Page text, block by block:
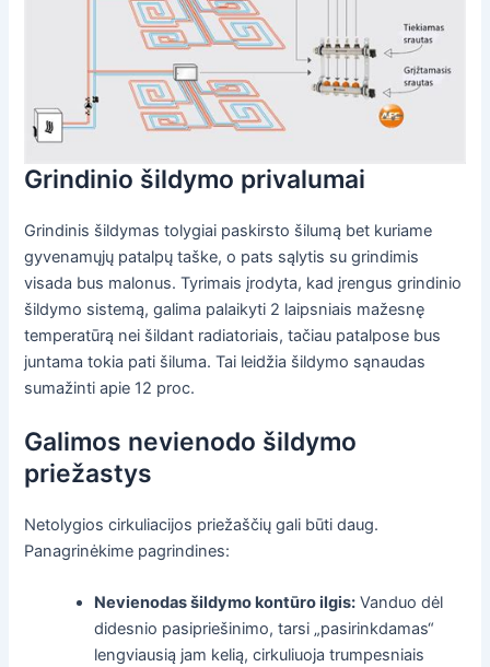
Grindinio šildymo privalumai
Grindinis šildymas tolygiai paskirsto šilumą bet kuriame
gyvenamųjų patalpų taške, o pats sąlytis su grindimis
visada bus malonus. Tyrimais įrodyta, kad įrengus grindinio
šildymo sistemą, galima palaikyti 2 laipsniais mažesnę
temperatūrą nei šildant radiatoriais, tačiau patalpose bus
juntama tokia pati šiluma. Tai leidžia šildymo sąnaudas
sumažinti apie 12 proc.
Galimos nevienodo šildymo
priežastys
Netolygios cirkuliacijos priežaščių gali būti daug.
Panagrinėkime pagrindines:
Nevienodas šildymo kontūro ilgis: Vanduo dėl
didesnio pasipriešinimo, tarsi „pasirinkdamas“
lengviausią jam kelią, cirkuliuoja trumpesniais